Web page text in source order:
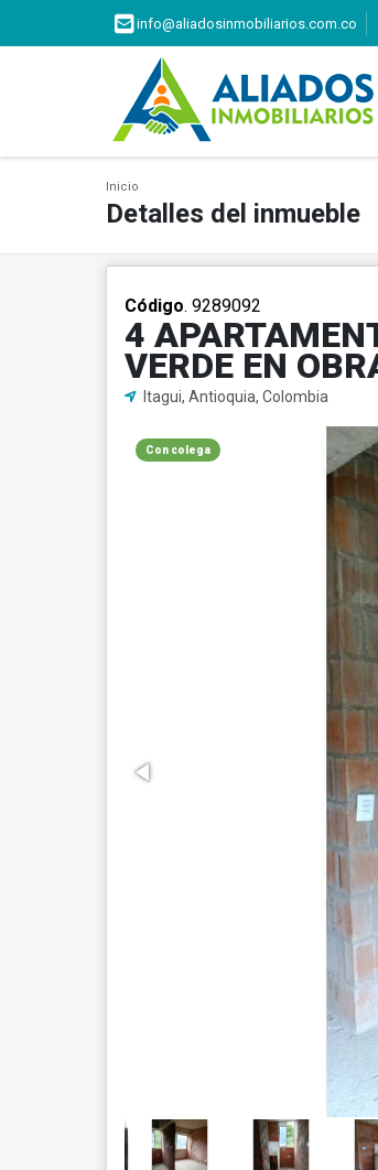
info@aliadosinmobiliarios.com.co
Inicio
Detalles del inmueble
Código. 9289092
4
VERDE EN
Itagui, Antioquia, Colombia
Con colega